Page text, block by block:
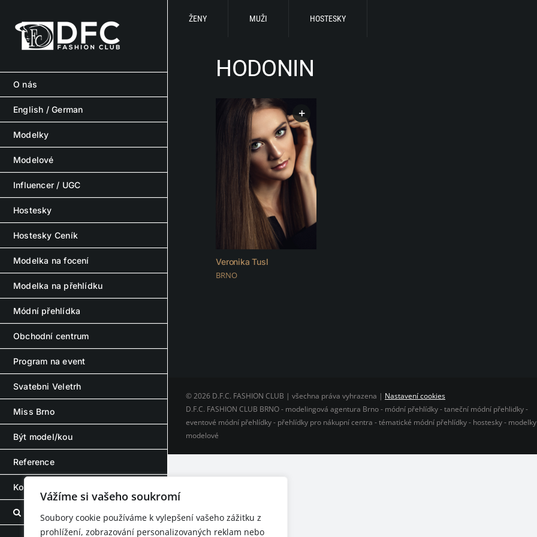
Vážíme si vašeho soukromí
Soubory cookie používáme k vylepšení vašeho zážitku z
prohlížení, zobrazování personalizovaných reklam nebo
ŽENY MUŽI HOSTESKY
content
O nás
English / German
Modelky
Modelové
Influencer / UGC
Hostesky
Hostesky Ceník
Modelka na focení
Modelka na přehlídku
Módní přehlídka
Obchodní centrum
Program na event
Svatebni Veletrh
Miss Brno
Být model/kou
Reference
Kontakt – Contact
HODONIN
+
Veronika Tusl
BRNO
© 2026 D.F.C. FASHION CLUB | všechna práva vyhrazena | Nastavení cookies
D.F.C. FASHION CLUB BRNO - modelingová agentura Brno - módní přehlídky - taneční módní přehlidky -
eventové módní přehlídky - přehlídky pro nákupní centra - tématické módní přehlídky - hostesky -
modelové